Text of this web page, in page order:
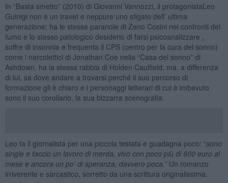
In “Basta smetto” (2010) di Giovanni Vannozzi, il protagonistaLeo
Guinigi non è un travet e neppure uno sfigato dell’ ultima
generazione; ha le stesse paranoie di Zeno Cosini nei confronti del
fumo e lo stesso patologico desiderio di farsi psicoanalizzare ,
soffre di insonnia e frequenta il CPS (centro per la cura del sonno)
come i narcolettici di Jonathan Coe nella “Casa del sonno” di
Ashdown, ha la stessa rabbia di Holden Caulfield, ma, a differenza
di lui, sa dove andare a trovarsi perché il suo percorso di
formazione gli è chiaro e i personaggi letterari di cui è imbevuto
sono il suo corollario, la sua bizzarra scenografia.
Leo fa il giornalista per una piccola testata e guadagna poco: “sono
single e faccio un lavoro di merda, vivo con poco più di 600 euro al
mese e ancora un po’ di speranza, davvero poca.” Un romanzo
irriverente e sarcastico, sorretto da una scrittura originalissima.